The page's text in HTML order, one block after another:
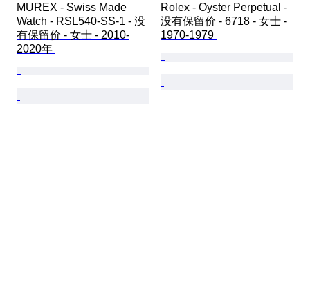
MUREX - Swiss Made
Watch - RSL540-SS-1 - 没
有保留价 - 女士 - 2010-
2020年
Rolex - Oyster Perpetual -
没有保留价 - 6718 - 女士 -
1970-1979